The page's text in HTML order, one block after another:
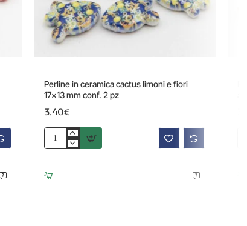
Perline in ceramica cactus limoni e fiori
17x13 mm conf. 2 pz
3.40€
Perline
in
cactus
limoni